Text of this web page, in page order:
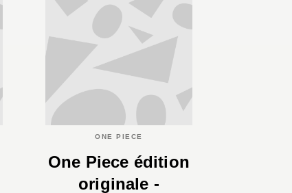
ONE PIECE
One Piece édition
originale -